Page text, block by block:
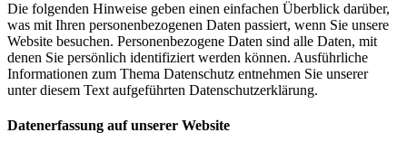
Die folgenden Hinweise geben einen einfachen Überblick darüber,
was mit Ihren personenbezogenen Daten passiert, wenn Sie unsere
Website besuchen. Personenbezogene Daten sind alle Daten, mit
denen Sie persönlich identifiziert werden können. Ausführliche
Informationen zum Thema Datenschutz entnehmen Sie unserer
unter diesem Text aufgeführten Datenschutzerklärung.
Datenerfassung auf unserer Website